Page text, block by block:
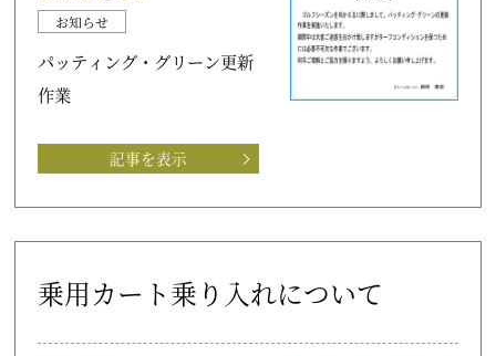
お知らせ
パッティング・グリーン更新
作業
記事を表示
乗用カート乗り入れについて